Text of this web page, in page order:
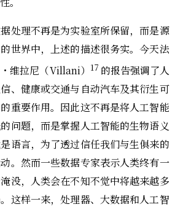
处理不再是为实验室所保留，而是源
世界中，上述的描述很务实。今天法
维拉尼（Villani） 17的报告强调了人
、健康或交通与自动汽车及其衍生可
重要作用。因此这不再是将人工智能
问题，而是掌握人工智能的生物语义
语言，为了透过信任我们与生俱来的
。然而一些数据专家表示人类终有一
没，人类会在不知不觉中将越来越多
这样一来，处理器、大数据和人工智